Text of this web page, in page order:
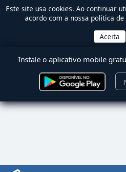
Este site usa cookies. Ao continuar
acordo com a nossa política
Instale o aplicativo mobile